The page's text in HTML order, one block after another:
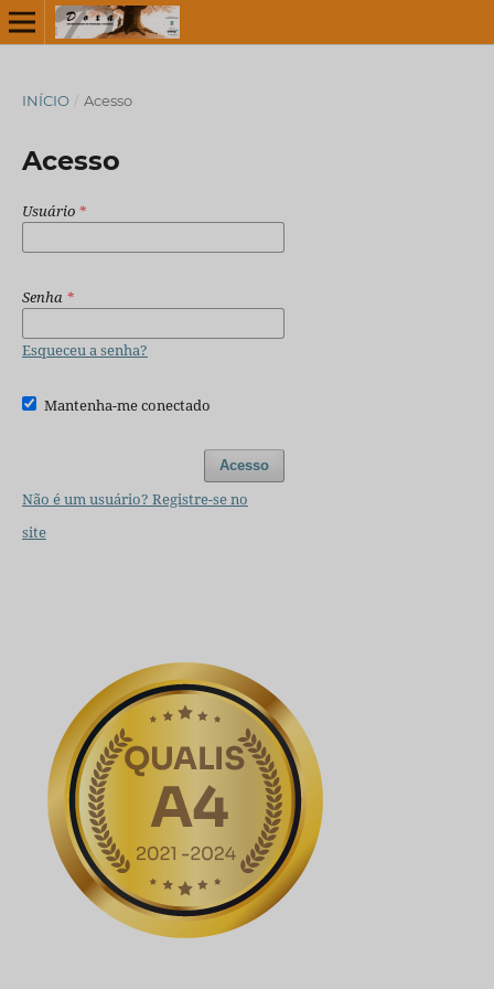
INÍCIO / Acesso
Acesso
Usuário *
Senha *
Esqueceu a senha?
Mantenha-me conectado
Acesso
Não é um usuário? Registre-se no
site